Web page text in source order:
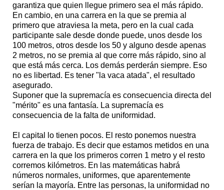
garantiza que quien llegue primero sea el más rápido.
En cambio, en una carrera en la que se premia al
primero que atraviesa la meta, pero en la cual cada
participante sale desde donde puede, unos desde los
100 metros, otros desde los 50 y alguno desde apenas
2 metros, no se premia al que corre más rápido, sino al
que está más cerca. Los demás perderán siempre. Eso
no es libertad. Es tener "la vaca atada", el resultado
asegurado.
Suponer que la supremacía es consecuencia directa del
"mérito" es una fantasía. La supremacía es
consecuencia de la falta de uniformidad.
El capital lo tienen pocos. El resto ponemos nuestra
fuerza de trabajo. Es decir que estamos metidos en una
carrera en la que los primeros corren 1 metro y el resto
corremos kilómetros. En las matemáticas habrá
números normales, uniformes, que aparentemente
serían la mayoría. Entre las personas, la uniformidad no